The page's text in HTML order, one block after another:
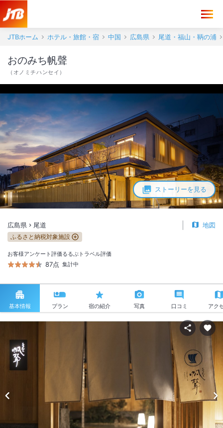
JTBホーム ホテル・旅館・宿 中国 広島県 尾道・福山・鞆の浦
ストーリーを見る
おのみち帆聲
（ オノミチハンセイ ）
広島県 尾道 地図
ふるさと納税対象施設
お客様アンケート評価
87点
るるぶトラベル評価
集計中
基本情報 プラン 宿の紹介 写真 口コミ アク